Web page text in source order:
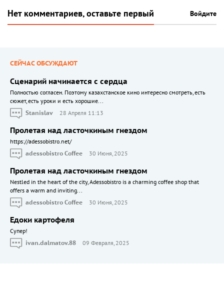
Нет комментариев, оставьте первый Войдите
СЕЙЧАС ОБСУЖДАЮТ
Сценарий начинается с сердца
Полностью согласен. Поэтому казахстанское кино интересно смотреть, есть
сюжет, есть уроки и есть хорошие...
Stanislav
28 Апреля 11:13
Пролетая над ласточкиным гнездом
https://adessobistro.net/
adessobistro Coffee
30 Июня, 2025
Пролетая над ласточкиным гнездом
Nestled in the heart of the city, Adessobistro is a charming coffee shop that
offers a warm and inviting...
adessobistro Coffee
30 Июня, 2025
Едоки картофеля
Cупер!
ivan.dalmatov.88
09 Февраля, 2025